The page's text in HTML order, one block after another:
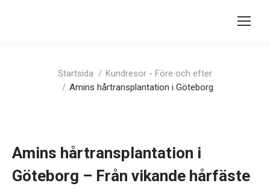
Startsida
Kundresor - Före och efter
Amins hårtransplantation i Göteborg
Amins hårtransplantation i
Göteborg – Från vikande hårfäste